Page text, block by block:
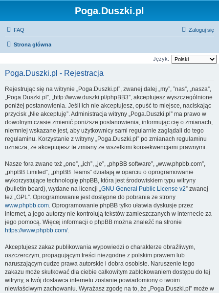
Poga.Duszki.pl
FAQ Zaloguj się
Strona główna
Język:
Poga.Duszki.pl - Rejestracja
Rejestrując się na witrynie „Poga.Duszki.pl”, zwanej dalej „my”, ”nas”, „nasza”,
„Poga.Duszki.pl”, „http://www.duszki.pl/phpBB3”, akceptujesz wyszczególnione
poniżej postanowienia. Jeśli ich nie akceptujesz, opuść to miejsce, naciskając
przycisk „Nie akceptuję”. Administracja witryny „Poga.Duszki.pl” ma prawo w
dowolnym czasie zmienić poniższe postanowienia, informując cię o zmianach,
niemniej wskazane jest, aby użytkownicy sami regularnie zaglądali do tego
regulaminu. Korzystanie z witryny „Poga.Duszki.pl” po zmianach regulaminu
oznacza, że akceptujesz te zmiany ze wszelkimi konsekwencjami prawnymi.
Nasze fora zwane też „one”, „ich”, „je”, „phpBB software”, „www.phpbb.com”,
„phpBB Limited”, „phpBB Teams” działają w oparciu o oprogramowanie
wykorzystujące technologię phpBB, która jest środowiskiem typu witryny
(bulletin board), wydane na licencji „GNU General Public License v2” zwanej
też „GPL”. Oprogramowanie jest dostępne do pobrania ze strony
www.phpbb.com. Oprogramowanie phpBB tylko ułatwia dyskusje przez
internet, a jego autorzy nie kontrolują tekstów zamieszczanych w internecie za
jego pomocą. Więcej informacji o phpBB można znaleźć na stronie
https://www.phpbb.com/.
Akceptujesz zakaz publikowania wypowiedzi o charakterze obraźliwym,
oszczerczym, propagującym treści niezgodne z polskim prawem lub
naruszającym cudze prawa autorskie i dobra osobiste. Naruszenie tego
zakazu może skutkować dla ciebie całkowitym zablokowaniem dostępu do tej
witryny, a twój dostawca internetu zostanie powiadomiony o twoim
niewłaściwym zachowaniu. Wyrażasz zgodę na to, że „Poga.Duszki.pl” może w